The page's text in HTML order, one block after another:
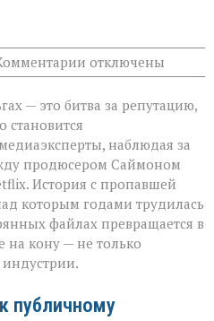
к
записи
слово
больнее
иска:
новый
виток
спора
Netflix
и
продюсера»
отключены
— это битва за репутацию,
становится
наблюдая за
продюсером Саймоном
История с пропавшей
которым годами трудилась
файлах превращается в
на кону — не только
публичному